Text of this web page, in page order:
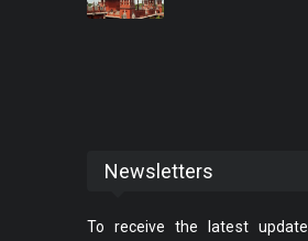
Newsletters
To receive the latest